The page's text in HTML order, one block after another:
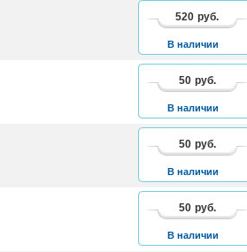
520 руб.
В наличии
50 руб.
В наличии
50 руб.
В наличии
50 руб.
В наличии